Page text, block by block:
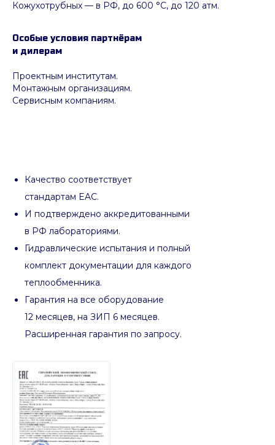
Кожухотрубных — в РФ, до 600 °C, до 120 атм.
Особые условия партнёрам
и дилерам
Проектным институтам.
Монтажным организациям.
Сервисным компаниям.
Качество соответствует
стандартам EAC.
И подтверждено аккредитованными
в РФ лабораториями.
Гидравлические испытания и полный
комплект документации для каждого
теплообменника.
Гарантия на все оборудование
12 месяцев, на ЗИП 6 месяцев.
Расширенная гарантия по запросу.